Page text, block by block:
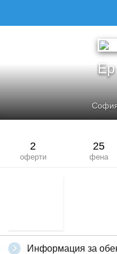
2
оферти
25
фена
Информация за